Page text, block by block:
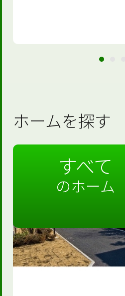
ホームを探す
すべて
のホーム